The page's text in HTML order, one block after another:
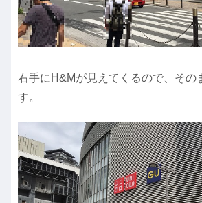
右手にH&Mが見えてくるので、その
す。